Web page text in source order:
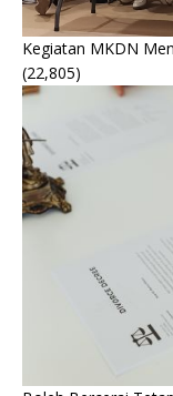
Kegiatan MKDN
(22,805)